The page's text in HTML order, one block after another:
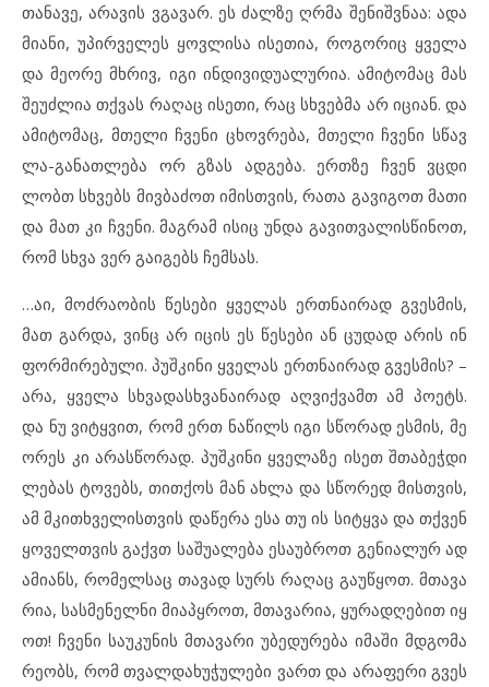
თანავე, არავის ვგავარ. ეს ძალზე ღრმა შენიშვნაა: ადა
მიანი, უპირველეს ყოვლისა ისეთია, როგორიც ყველა
და მეორე მხრივ, იგი ინდივიდუალურია. ამიტომაც მას
შეუძლია თქვას რაღაც ისეთი, რაც სხვებმა არ იციან. და
ამიტომაც, მთელი ჩვენი ცხოვრება, მთელი ჩვენი სწავ
ლა-განათლება ორ გზას ადგება. ერთზე ჩვენ ვცდი
ლობთ სხვებს მივბაძოთ იმისთვის, რათა გავიგოთ მათი
და მათ კი ჩვენი. მაგრამ ისიც უნდა გავითვალისწინოთ,
რომ სხვა ვერ გაიგებს ჩემსას.
…აი, მოძრაობის წესები ყველას ერთნაირად გვესმის,
მათ გარდა, ვინც არ იცის ეს წესები ან ცუდად არის ინ
ფორმირებული. პუშკინი ყველას ერთნაირად გვესმის? –
არა, ყველა სხვადასხვანაირად აღვიქვამთ ამ პოეტს.
და ნუ ვიტყვით, რომ ერთ ნაწილს იგი სწორად ესმის, მე
ორეს კი არასწორად. პუშკინი ყველაზე ისეთ შთაბეჭდი
ლებას ტოვებს, თითქოს მან ახლა და სწორედ მისთვის,
ამ მკითხველისთვის დაწერა ესა თუ ის სიტყვა და თქვენ
ყოველთვის გაქვთ საშუალება ესაუბროთ გენიალურ ად
ამიანს, რომელსაც თავად სურს რაღაც გაუწყოთ. მთავა
რია, სასმენელნი მიაპყროთ, მთავარია, ყურადღებით იყ
ოთ! ჩვენი საუკუნის მთავარი უბედურება იმაში მდგომა
რეობს, რომ თვალდახუჭულები ვართ და არაფერი გვეს